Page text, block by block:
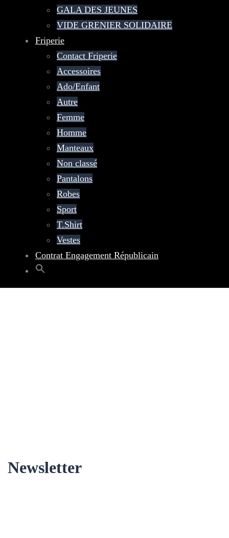
GALA DES JEUNES
VIDE GRENIER SOLIDAIRE
Friperie
Contact Friperie
Accessoires
Ado/Enfant
Autre
Femme
Homme
Manteaux
Non classé
Pantalons
Robes
Sport
T.Shirt
Vestes
Contrat Engagement Républicain
Newsletter